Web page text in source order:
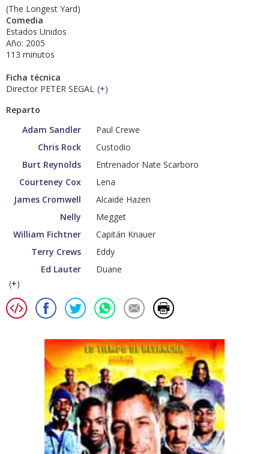
(The Longest Yard)
Comedia
Estados Unidos
Año: 2005
113 minutos
Ficha técnica
Director PETER SEGAL (+)
Reparto
Adam Sandler
Paul Crewe
Chris Rock
Custodio
Burt Reynolds
Entrenador Nate Scarboro
Courteney Cox
Lena
James Cromwell
Alcaide Hazen
Nelly
Megget
William Fichtner
Capitán Knauer
Terry Crews
Eddy
Ed Lauter
Duane
(+)